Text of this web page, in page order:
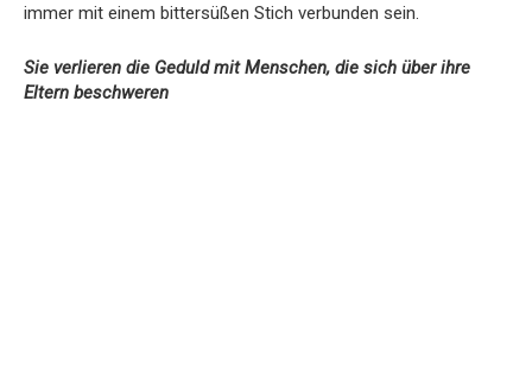
immer mit einem bittersüßen Stich verbunden sein.
Sie verlieren die Geduld mit Menschen, die sich über ihre
Eltern beschweren